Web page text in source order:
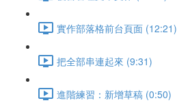
實作部落格前台頁面 (12:21)
把全部串連起來 (9:31)
進階練習：新增草稿 (0:50)